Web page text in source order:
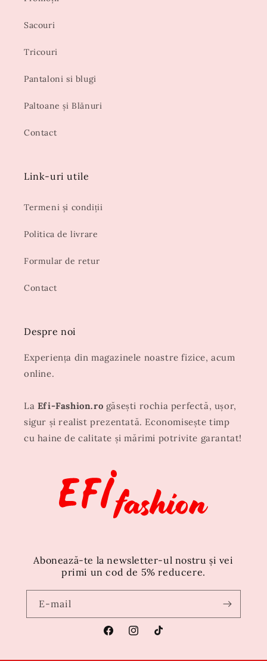
Sacouri
Tricouri
Pantaloni si blugi
Paltoane și Blănuri
Contact
Link-uri utile
Termeni și condiții
Politica de livrare
Formular de retur
Contact
Despre noi
Experiența din magazinele noastre fizice, acum
online.
La Efi-Fashion.ro găsești rochia perfectă, ușor,
sigur și realist prezentată. Economisește timp
cu haine de calitate și mărimi potrivite garantat!
Abonează-te la newsletter-ul nostru și vei
primi un cod de 5% reducere.
E-mail
FacebookInstagramTikTok